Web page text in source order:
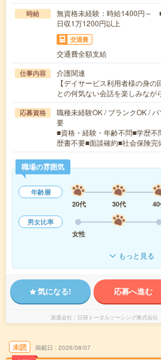
時給
無資格未経験：時給1400円
日収1万1200円以上
交通費
交通費全額支給
仕事内容
介護関連
【デイサービス利用者様の身
との何気ない会話を楽しみな
応募資格
職種未経験OK / ブランクOK /
要
■資格・経験・年齢不問■学歴
歴書不要■面談確約■社会保険
職場の雰囲気
年齢層
20代
30代
男女比率
女性
もっと見る
気になる! 応募へ進む
派遣会社 日研トータルソーシング株式会
未読 掲載日 2026/08/07